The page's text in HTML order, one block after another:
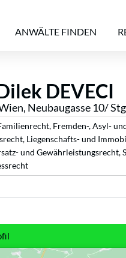
ANWÄLTE FINDEN
DEVECI
Neubaugasse 10/
, Fremden-, Asyl-
, Liegenschafts- und
und Gewährleistungsrecht,